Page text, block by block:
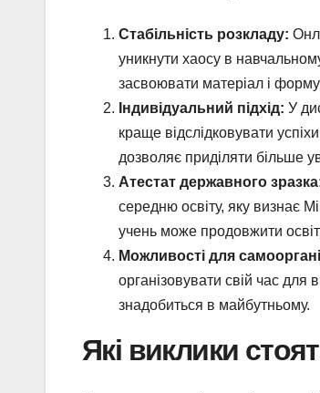
Стабільність розкладу:
уникнути хаосу в
засвоювати матеріал і
Індивідуальний підхід: У
краще відслідковувати
дозволяє приділяти більше
Атестат державного
середню освіту, яку визнає
учень може продовжити
Можливості для
організовувати свій час
знадобиться в майбутньому.
Які виклики